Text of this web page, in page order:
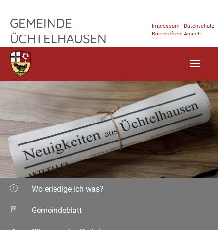
GEMEINDE
ÜCHTELHAUSEN
Impressum | Datenschutz
Barrierefreie Ansicht
Wo erledige ich was?
Gemeindeblatt